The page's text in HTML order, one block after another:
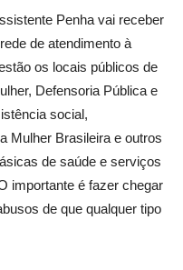
Penha vai receber
de atendimento à
os locais públicos de
Defensoria Pública e
social,
Mulher Brasileira e outros
de saúde e serviços
importante é fazer chegar
de que qualquer tipo